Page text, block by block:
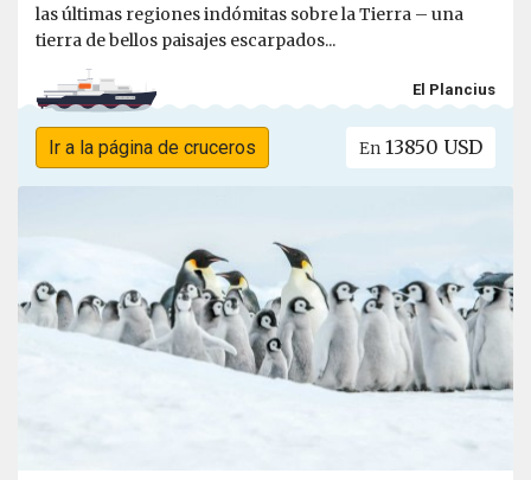
las últimas regiones indómitas sobre la Tierra – una
tierra de bellos paisajes escarpados...
El Plancius
Ir a la página de cruceros En 13850 USD